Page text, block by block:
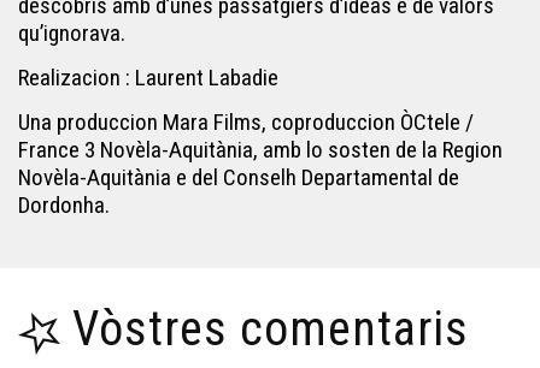
descobrís amb d’unes passatgièrs d’idèas e de valors
qu’ignorava.
Realizacion : Laurent Labadie
Una produccion Mara Films, coproduccion ÒCtele /
France 3 Novèla-Aquitània, amb lo sosten de la Region
Novèla-Aquitània e del Conselh Departamental de
Dordonha.
Vòstres comentaris